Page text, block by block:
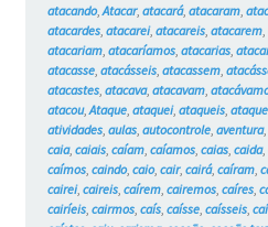
atacando, Atacar, atacará, atacaram,
atacardes, atacarei, atacareis, atacarem,
atacariam, atacaríamos, atacarias,
atacasse, atacásseis, atacassem,
atacastes, atacava, atacavam,
atacou, Ataque, ataquei, ataqueis,
atividades, aulas, autocontrole, aventura,
caia, caiais, caíam, caíamos, caias, caida,
caímos, caindo, caio, cair, cairá, caíram,
cairei, caireis, caírem, cairemos, caíres,
cairíeis, cairmos, caís, caísse, caísseis,